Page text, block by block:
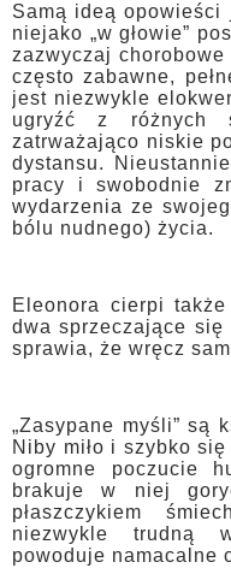
Samą ideą
niejako „w głowie”
zazwyczaj
często zabawne,
jest niezwykle
ugryźć z różnych
zatrważająco niskie
dystansu.
pracy i swobodnie
wydarzenia ze
bólu nudnego) życia.
Eleonora cierpi
dwa sprzeczające się
sprawia, że wręcz
„Zasypane myśli” są
Niby miło i szybko
ogromne poczucie
brakuje w niej
płaszczykiem
niezwykle trudną
powoduje namacalne